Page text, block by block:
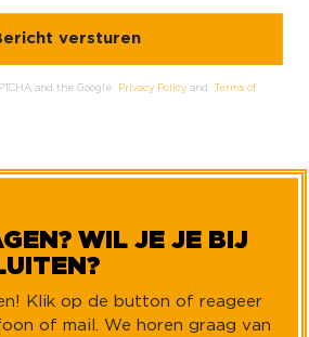
and the Google Privacy Policy and
Terms of
WIL JE JE BIJ
Klik op de button of reageer
of mail. We horen graag van